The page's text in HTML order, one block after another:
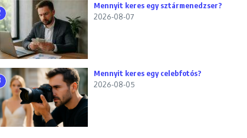
Mennyit keres egy sztármenedzser?
2026-08-07
Mennyit keres egy celebfotós?
2026-08-05